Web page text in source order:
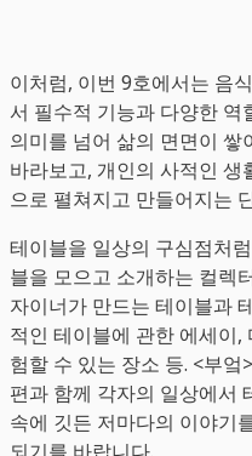
이처럼, 이번 9호에서는 음
서 필수적 기능과 다양한
의미를 넘어 삶의 면면이
바라보고, 개인의 사적인
으로 펼쳐지고 만들어지는
테이블을 일상의 구심점처
블을 모으고 소개하는 컬렉
자이너가 만드는 테이블과
적인 테이블에 관한 에세이,
험할 수 있는 장소 등. <부
편과 함께 각자의 일상에서
속에 깃든 저마다의 이야기